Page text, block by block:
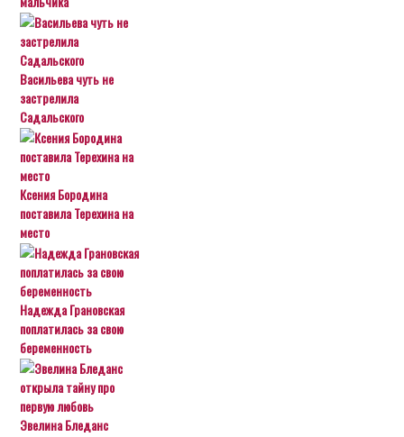
Васильева чуть не
застрелила
Садальского
Ксения Бородина
поставила Терехина на
место
Надежда Грановская
поплатилась за свою
беременность
Эвелина Бледанс